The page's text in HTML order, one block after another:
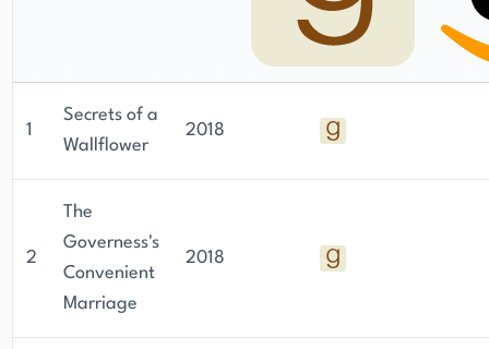
1
Secrets of a
Wallflower
2018
2
The
Governess's
Convenient
Marriage
2018